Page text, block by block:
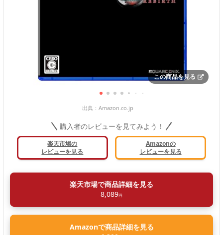
この商品を見る
出典： Amazon.co.jp
購入者のレビューを見てみよう！
楽天市場の
レビューを見る
Amazonの
レビューを見る
楽天市場で商品詳細を見る
8,089円
Amazonで商品詳細を見る